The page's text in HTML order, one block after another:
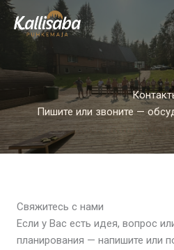
Перейти
содержимому
Пишите или звоните —
Свяжитесь с нами
Если у Вас есть идея, вопрос
планирования — напишите или